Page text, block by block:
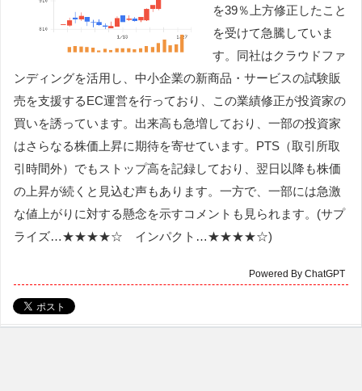
を39％上方修正したこと
を受けて急騰していま
す。同社はクラウドファ
ンディングを活用し、中小企業の新商品・サービスの試験販
売を支援するEC運営を行っており、この業績修正が投資家の
買いを誘っています。出来高も急増しており、一部の投資家
はさらなる株価上昇に期待を寄せています。PTS（取引所取
引時間外）でもストップ高を記録しており、翌日以降も株価
の上昇が続くと見込む声もあります。一方で、一部には急激
な値上がりに対する懸念を示すコメントも見られます。(サプ
ライズ…★★★★☆ インパクト…★★★★☆)
Powered By ChatGPT